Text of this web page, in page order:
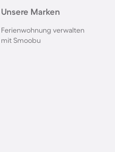
Unsere Marken
Ferienwohnung verwalten
mit Smoobu